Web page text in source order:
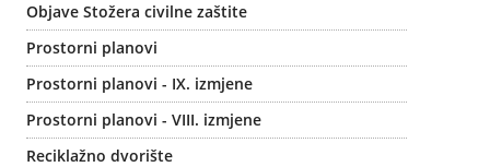
Objave Stožera civilne zaštite
Prostorni planovi
Prostorni planovi - IX. izmjene
Prostorni planovi - VIII. izmjene
Reciklažno dvorište